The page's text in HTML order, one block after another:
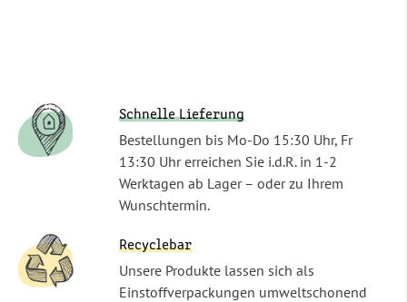
Schnelle Lieferung
Bestellungen bis Mo-Do 15:30 Uhr, Fr
13:30 Uhr erreichen Sie i.d.R. in 1-2
Werktagen ab Lager – oder zu Ihrem
Wunschtermin.
Recyclebar
Unsere Produkte lassen sich als
Einstoffverpackungen umweltschonend